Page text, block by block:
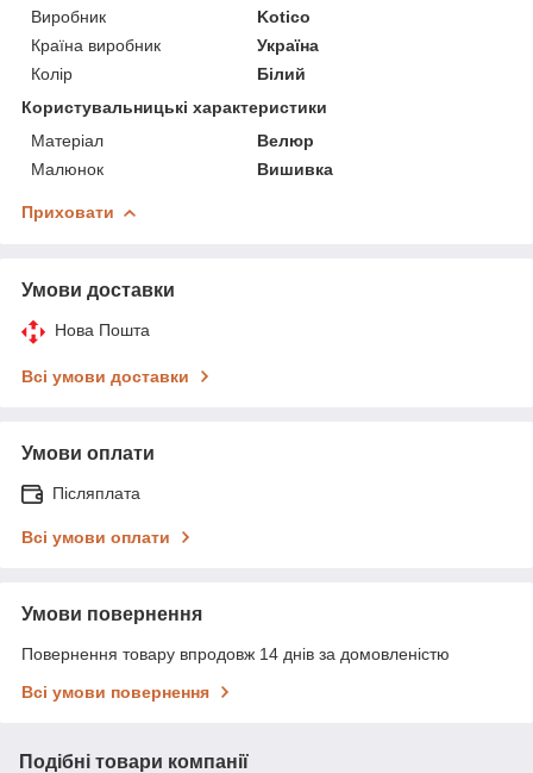
Виробник
Kotico
Країна виробник
Україна
Колір
Білий
Користувальницькі характеристики
Матеріал
Велюр
Малюнок
Вишивка
Приховати
Умови доставки
Нова Пошта
Всі умови доставки
Умови оплати
Післяплата
Всі умови оплати
Умови повернення
Повернення товару впродовж 14 днів за домовленістю
Всі умови повернення
Подібні товари компанії